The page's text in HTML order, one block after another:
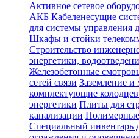
Активное сетевое
АКБ Кабеленесущие
для системы
Шкафы и стойки
Строительство
энергетики,
Железобетонные
сетей связи Заземление и
комплектующие колодцев
энергетики Плиты для
канализации Полимерные
Специальный инвентарь